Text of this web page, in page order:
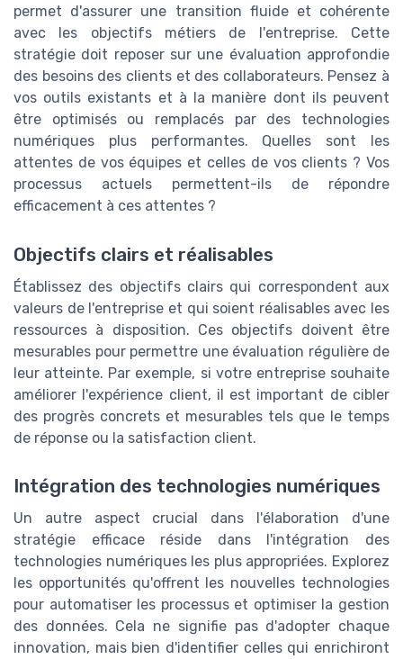
permet d'assurer une transition fluide et cohérente
avec les objectifs métiers de l'entreprise. Cette
stratégie doit reposer sur une évaluation approfondie
des besoins des clients et des collaborateurs. Pensez à
vos outils existants et à la manière dont ils peuvent
être optimisés ou remplacés par des technologies
numériques plus performantes. Quelles sont les
attentes de vos équipes et celles de vos clients ? Vos
processus actuels permettent-ils de répondre
efficacement à ces attentes ?
Objectifs clairs et réalisables
Établissez des objectifs clairs qui correspondent aux
valeurs de l'entreprise et qui soient réalisables avec les
ressources à disposition. Ces objectifs doivent être
mesurables pour permettre une évaluation régulière de
leur atteinte. Par exemple, si votre entreprise souhaite
améliorer l'expérience client, il est important de cibler
des progrès concrets et mesurables tels que le temps
de réponse ou la satisfaction client.
Intégration des technologies numériques
Un autre aspect crucial dans l'élaboration d'une
stratégie efficace réside dans l'intégration des
technologies numériques les plus appropriées. Explorez
les opportunités qu'offrent les nouvelles technologies
pour automatiser les processus et optimiser la gestion
des données. Cela ne signifie pas d'adopter chaque
innovation, mais bien d'identifier celles qui enrichiront